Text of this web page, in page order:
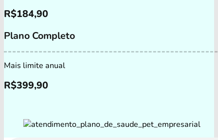
R$184,90
Plano Completo
Mais limite anual
R$399,90